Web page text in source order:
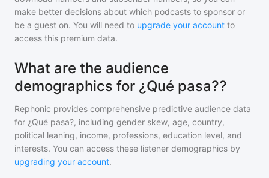
make better decisions about which podcasts to sponsor or
be a guest on. You will need to upgrade your account to
access this premium data.
What are the audience
demographics for ¿Qué pasa??
Rephonic provides comprehensive predictive audience data
for ¿Qué pasa?, including gender skew, age, country,
political leaning, income, professions, education level, and
interests. You can access these listener demographics by
upgrading your account.